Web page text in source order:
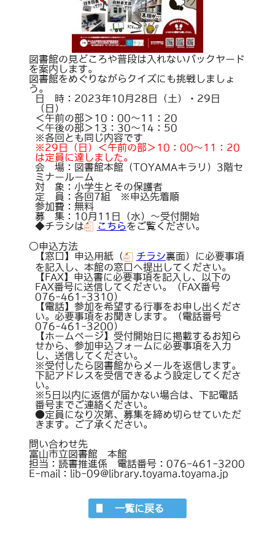
図書館の見どころや普段は入れないバックヤード
を案内します。
図書館をめぐりながらクイズにも挑戦しましょ
う。
日 時：2023年10月28日（土）・29日
（日）
＜午前の部＞10：00～11：20
＜午後の部＞13：30～14：50
※各回とも同じ内容です
※29日（日）＜午前の部＞10：00～11：20
は定員に達しました。
会 場：図書館本館（TOYAMAキラリ）3階セ
ミナールーム
対 象：小学生とその保護者
定 員：各回7組 ※申込先着順
参加費：無料
募 集：10月11日（水）～受付開始
◆チラシは
こちらをご覧ください。
○申込方法
【窓口】申込用紙（
チラシ裏面）に必要事項
を記入し、本館の窓口へ提出してください。
【FAX】申込書に必要事項を記入し、以下の
FAX番号に送信してください。（FAX番号
076-461-3310）
【電話】参加を希望する行事をお申し出くださ
い。必要事項をお聞きします。（電話番号
076-461-3200）
【ホームページ】受付開始日に掲載するお知ら
せから、参加申込フォームに必要事項を入力
し、送信してください。
※受付したら図書館からメールを返信します。
下記アドレスを受信できるよう設定してくださ
い。
※5日以内に返信が届かない場合は、下記電話
番号までご連絡ください。
●定員になり次第、募集を締め切らせていただ
きます。ご了承ください。
問い合わせ先
富山市立図書館 本館
担当：読書推進係 電話番号：076-461-3200
E-mail：lib-09@library.toyama.toyama.jp
一覧に戻る